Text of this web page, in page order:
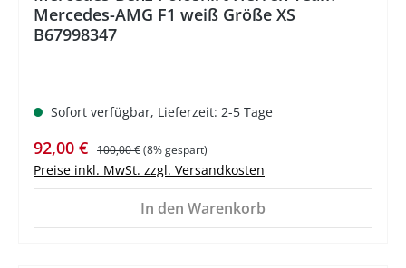
Mercedes-AMG F1 weiß Größe XS
B67998347
Sofort verfügbar, Lieferzeit: 2-5 Tage
Verkaufspreis:
92,00 € Regulärer Preis:
100,00 €(8% gespart)
Preise inkl. MwSt. zzgl. Versandkosten
In den Warenkorb